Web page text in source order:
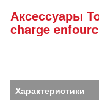
Аксессуары
charge
Характеристики